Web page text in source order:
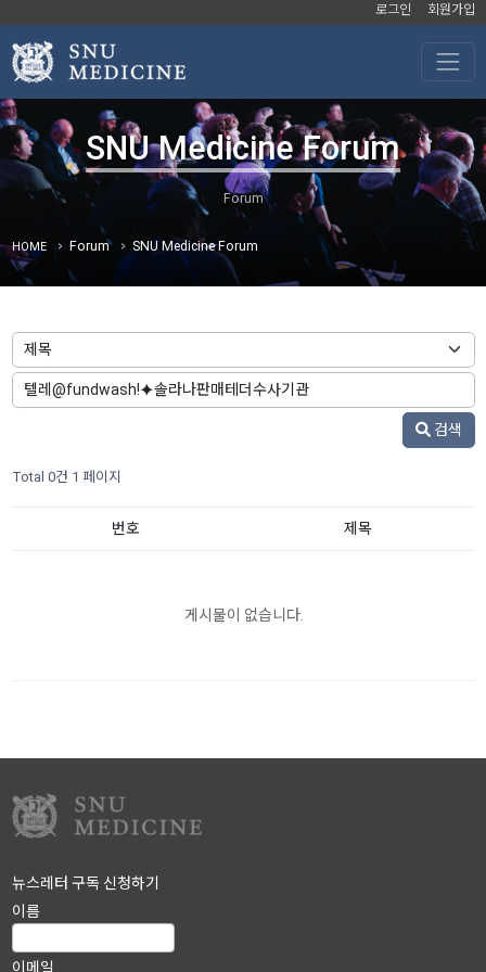
로그인 회원가입
SNU Medicine Forum
HOME Forum SNU Medicine Forum
검색
Total 0건 1 페이지
번호 제목
게시물이 없습니다.
뉴스레터 구독 신청하기
이름
이메일